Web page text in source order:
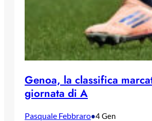
Genoa, la classifica
giornata di A
Pasquale Febbraro•4 Gen